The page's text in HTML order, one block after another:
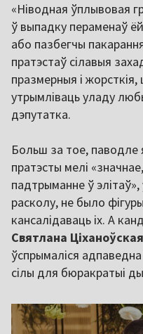
«Ніводная ўплывовая
ў выпадку пераменаў
або пазбегчы
пратэстаў сілавыя
празмерныя і
утрымліваць уладу
дэпутатка.
Больш за тое, паводле
пратэсты мелі
падтрыманне ў
расколу, не было
кансалідаваць іх. А
Святлана Ціханоўская
ўспрымаліся
сілы для бюракратыі ды